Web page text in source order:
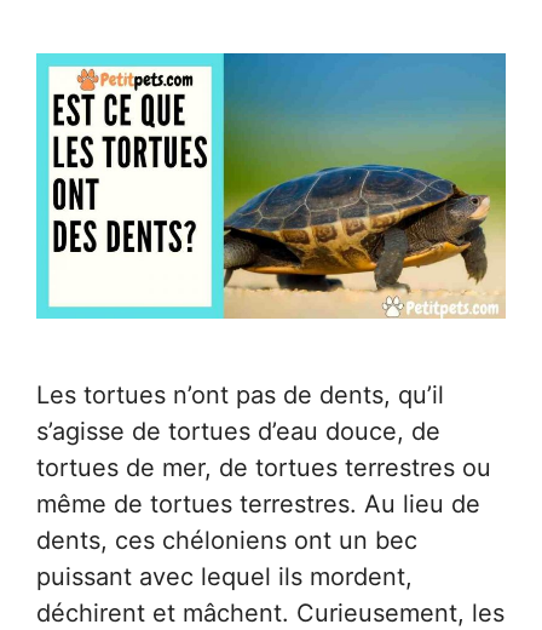
Les tortues n’ont pas de dents, qu’il
s’agisse de tortues d’eau douce, de
tortues de mer, de tortues terrestres ou
même de tortues terrestres. Au lieu de
dents, ces chéloniens ont un bec
puissant avec lequel ils mordent,
déchirent et mâchent. Curieusement, les